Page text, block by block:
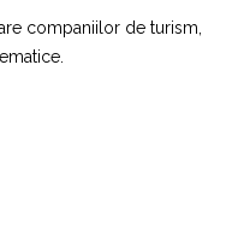
companiilor de turism,